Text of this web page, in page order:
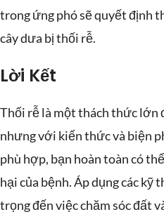
trong ứng phó sẽ quyết định
cây dưa bị thối rễ.
Lời Kết
Thối rễ là một thách thức
nhưng với kiến thức và biện
phù hợp, bạn hoàn toàn có
hại của bệnh. Áp dụng các kỹ
trọng đến việc chăm sóc đất